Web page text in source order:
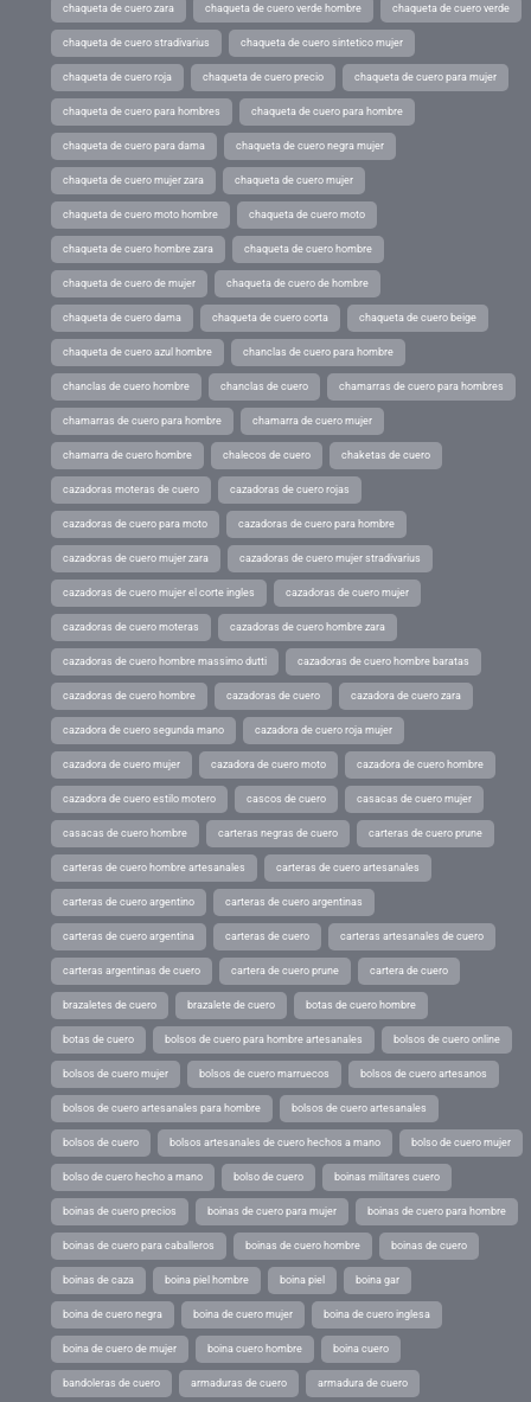
chaqueta de cuero zara chaqueta de cuero verde hombre chaqueta de cuero verde
chaqueta de cuero stradivarius chaqueta de cuero sintetico mujer
chaqueta de cuero roja chaqueta de cuero precio chaqueta de cuero para mujer
chaqueta de cuero para hombres chaqueta de cuero para hombre
chaqueta de cuero para dama chaqueta de cuero negra mujer
chaqueta de cuero mujer zara chaqueta de cuero mujer
chaqueta de cuero moto hombre chaqueta de cuero moto
chaqueta de cuero hombre zara chaqueta de cuero hombre
chaqueta de cuero de mujer chaqueta de cuero de hombre
chaqueta de cuero dama chaqueta de cuero corta chaqueta de cuero beige
chaqueta de cuero azul hombre chanclas de cuero para hombre
chanclas de cuero hombre chanclas de cuero chamarras de cuero para hombres
chamarras de cuero para hombre chamarra de cuero mujer
chamarra de cuero hombre chalecos de cuero chaketas de cuero
cazadoras moteras de cuero cazadoras de cuero rojas
cazadoras de cuero para moto cazadoras de cuero para hombre
cazadoras de cuero mujer zara cazadoras de cuero mujer stradivarius
cazadoras de cuero mujer el corte ingles cazadoras de cuero mujer
cazadoras de cuero moteras cazadoras de cuero hombre zara
cazadoras de cuero hombre massimo dutti cazadoras de cuero hombre baratas
cazadoras de cuero hombre cazadoras de cuero cazadora de cuero zara
cazadora de cuero segunda mano cazadora de cuero roja mujer
cazadora de cuero mujer cazadora de cuero moto cazadora de cuero hombre
cazadora de cuero estilo motero cascos de cuero casacas de cuero mujer
casacas de cuero hombre carteras negras de cuero carteras de cuero prune
carteras de cuero hombre artesanales carteras de cuero artesanales
carteras de cuero argentino carteras de cuero argentinas
carteras de cuero argentina carteras de cuero carteras artesanales de cuero
carteras argentinas de cuero cartera de cuero prune cartera de cuero
brazaletes de cuero brazalete de cuero botas de cuero hombre
botas de cuero bolsos de cuero para hombre artesanales bolsos de cuero online
bolsos de cuero mujer bolsos de cuero marruecos bolsos de cuero artesanos
bolsos de cuero artesanales para hombre bolsos de cuero artesanales
bolsos de cuero bolsos artesanales de cuero hechos a mano bolso de cuero mujer
bolso de cuero hecho a mano bolso de cuero boinas militares cuero
boinas de cuero precios boinas de cuero para mujer boinas de cuero para hombre
boinas de cuero para caballeros boinas de cuero hombre boinas de cuero
boinas de caza boina piel hombre boina piel boina gar
boina de cuero negra boina de cuero mujer boina de cuero inglesa
boina de cuero de mujer boina cuero hombre boina cuero
bandoleras de cuero armaduras de cuero armadura de cuero